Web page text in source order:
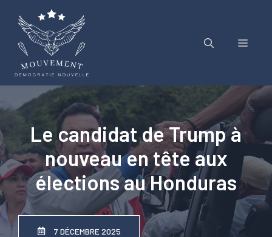
contenu
Menu
Le candidat de Trump à
nouveau en tête aux
élections au Honduras
7 DÉCEMBRE 2025